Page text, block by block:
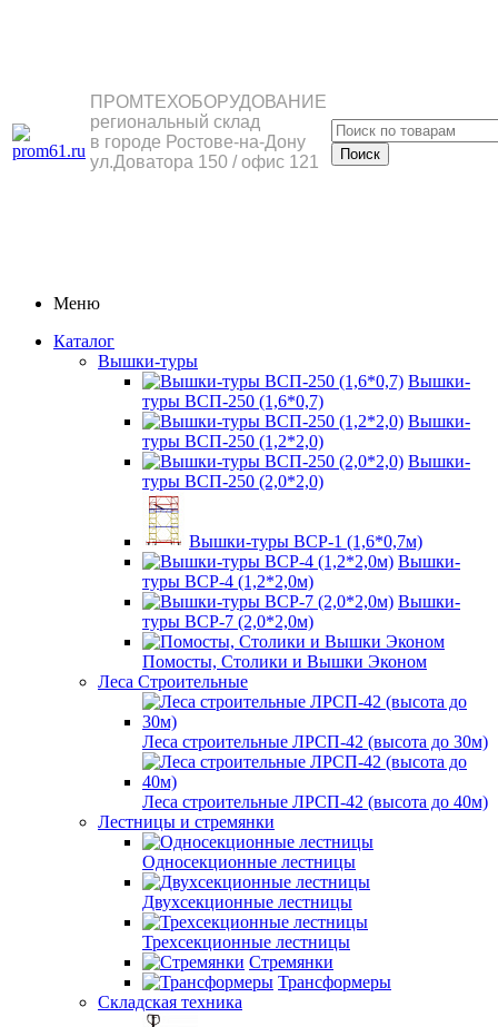
ПРОМТЕХОБОРУДОВАНИЕ
региональный склад
в городе Ростове-на-Дону
ул.Доватора 150 / офис 121
Меню
Каталог
Вышки-туры
Вышки-
туры ВСП-250 (1,6*0,7)
Вышки-
туры ВСП-250 (1,2*2,0)
Вышки-
туры ВСП-250 (2,0*2,0)
Вышки-туры ВСР-1 (1,6*0,7м)
Вышки-
туры ВСР-4 (1,2*2,0м)
Вышки-
туры ВСР-7 (2,0*2,0м)
Помосты, Столики и Вышки Эконом
Леса Строительные
Леса строительные ЛРСП-42 (высота до 30м)
Леса строительные ЛРСП-42 (высота до 40м)
Лестницы и стремянки
Односекционные лестницы
Двухсекционные лестницы
Трехсекционные лестницы
Стремянки
Трансформеры
Складская техника